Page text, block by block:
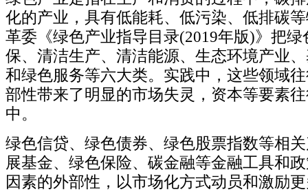
化的产业，具有低能耗、低污染、低排碳
革委《绿色产业指导目录(2019年版)》把
保、清洁生产、清洁能源、生态环境产业
和绿色服务等六大类。实践中，这些领域
部性带来了明显的市场失灵，资本等要素
中。
绿色信贷、绿色债券、绿色股票指数等相
展基金、绿色保险、碳金融等金融工具和
因素的外部性，以市场化方式动员和激励